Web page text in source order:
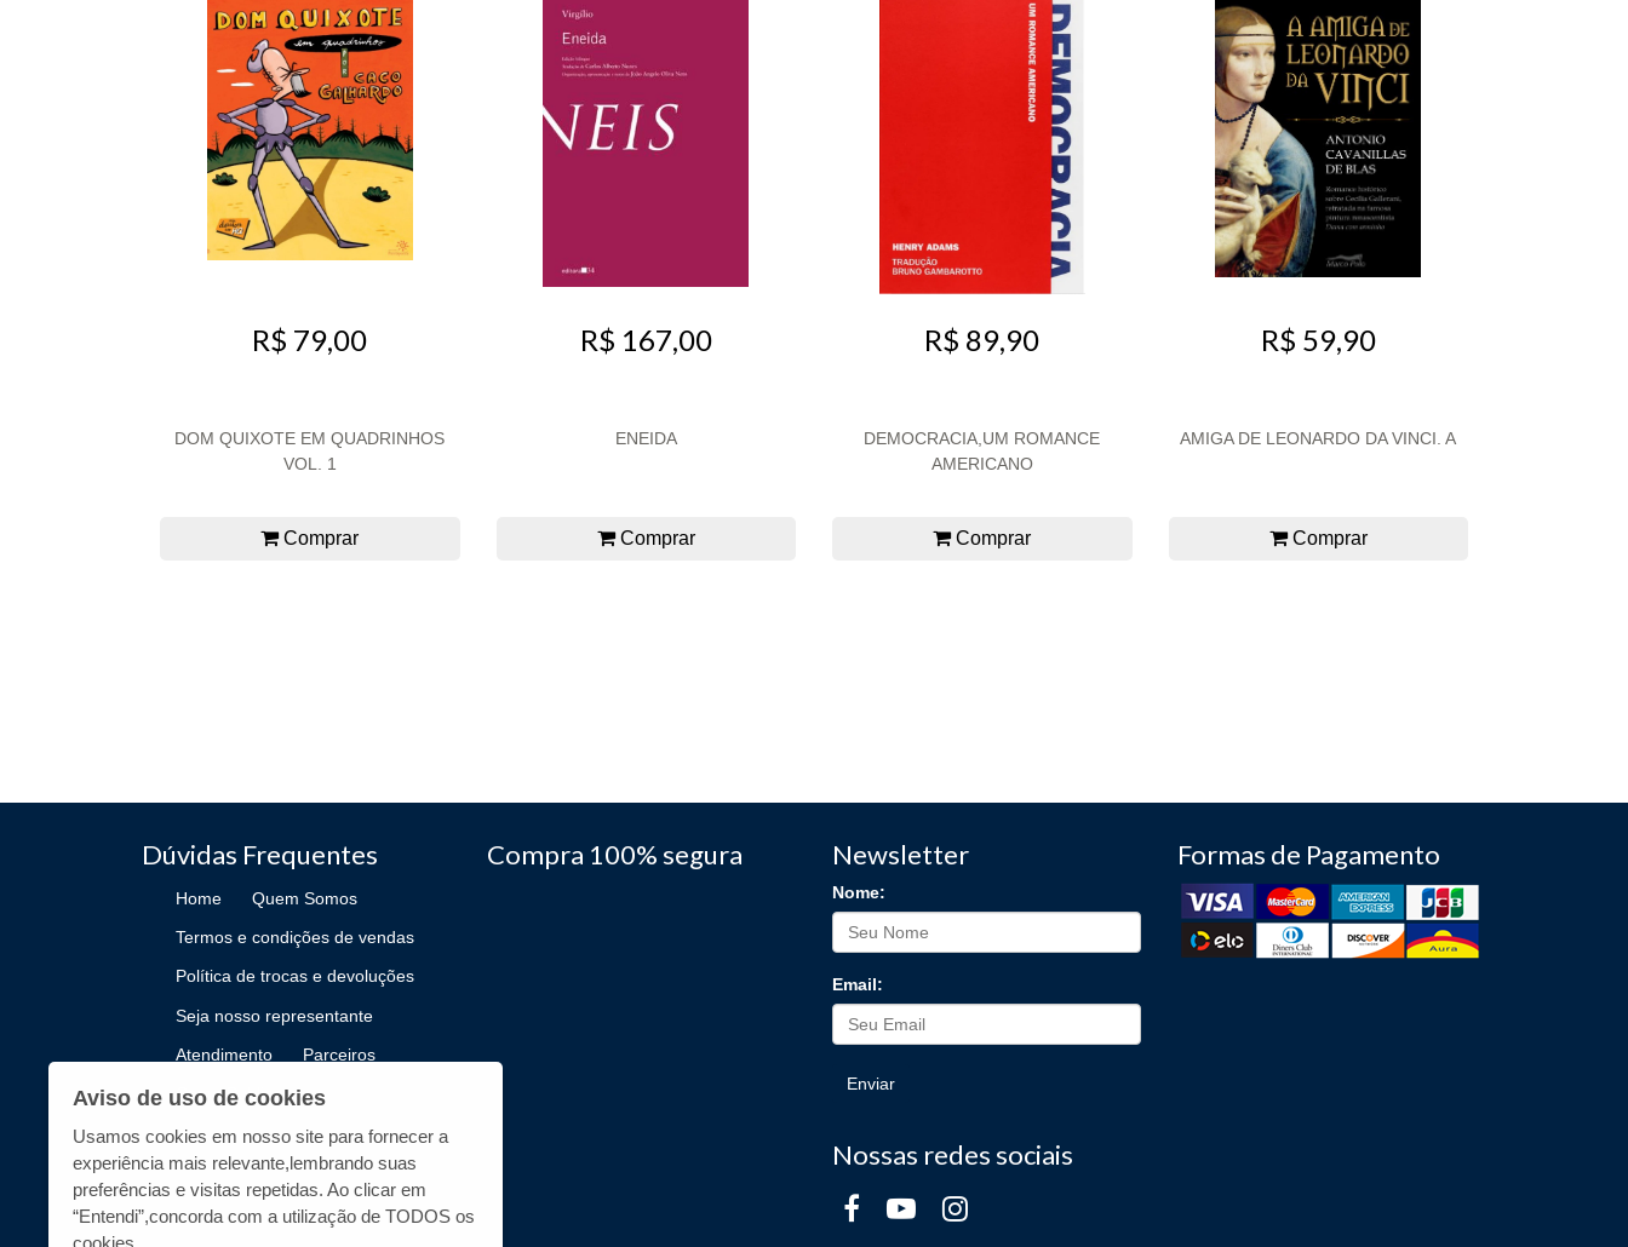
R$ 79,00
DOM QUIXOTE EM QUADRINHOS
VOL. 1
Comprar
R$ 167,00
ENEIDA
Comprar
R$ 89,90
DEMOCRACIA,UM ROMANCE
AMERICANO
Comprar
R$ 59,90
AMIGA DE LEONARDO DA VINCI. A
Comprar
Dúvidas Frequentes
Home Quem Somos
Termos e condições de vendas
Política de trocas e devoluções
Seja nosso representante
Atendimento Parceiros
Como Publicar
Compra 100% segura Newsletter
Nome:
Email:
Enviar
Nossas redes sociais
Formas de Pagamento
Aviso de uso de cookies
Usamos cookies em nosso site para fornecer a
experiência mais relevante,lembrando suas
preferências e visitas repetidas. Ao clicar em
“Entendi”,concorda com a utilização de TODOS os
cookies.